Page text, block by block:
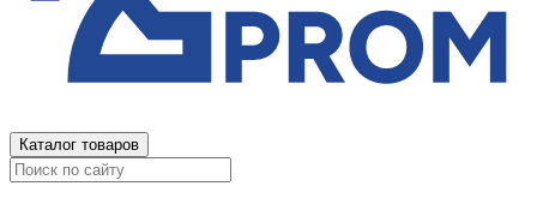
Каталог товаров